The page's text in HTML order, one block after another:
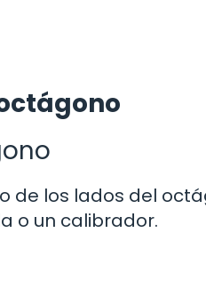
de los lados del
o un calibrador.